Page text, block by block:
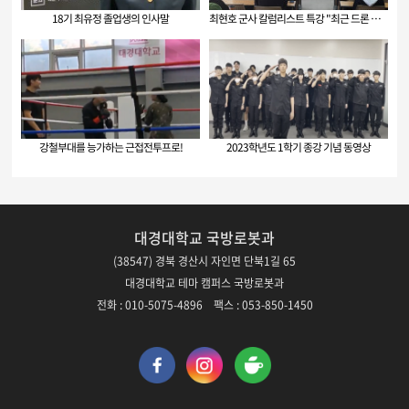
18기 최유정 졸업생의 인사말 최현호 군사 칼럼리스트 특강 "최근 드론 동향…
강철부대를 능가하는 근접전투프로! 2023학년도 1학기 종강 기념 동영상
대경대학교 국방로봇과
(38547) 경북 경산시 자인면 단북1길 65
대경대학교 테마 캠퍼스 국방로봇과
전화 : 010-5075-4896 팩스 : 053-850-1450